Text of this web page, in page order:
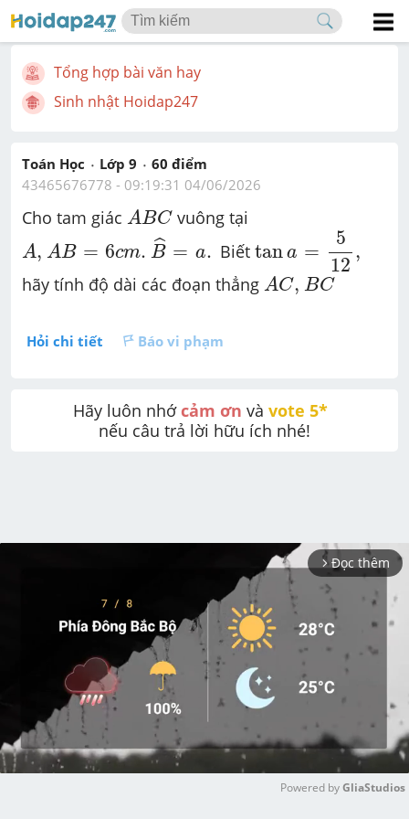
Tổng hợp bài văn hay
Sinh nhật Hoidap247
Toán Học Lớp 9 60 điểm
43465676778 - 09:19:31 04/06/2026
Cho tam giác ABC
A BC vuông tại
A, AB = 6cm. ˆ
B = a.
A B = m =a
Biết tana =
5
12
,
12
hãy tính độ dài các đoạn thẳng AC, BC
AC, C
Hỏi chi tiết Báo vi phạm
Hãy luôn nhớ cảm ơn và vote 5*
nếu câu trả lời hữu ích nhé!
arrow_forward_ios Đọc thêm
Powered by GliaStudios